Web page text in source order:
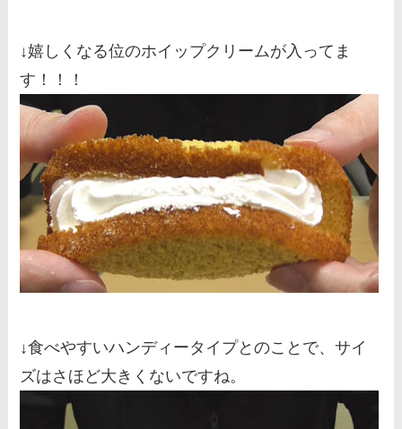
↓嬉しくなる位のホイップクリームが入ってま
す！！！
↓食べやすいハンディータイプとのことで、サイ
ズはさほど大きくないですね。